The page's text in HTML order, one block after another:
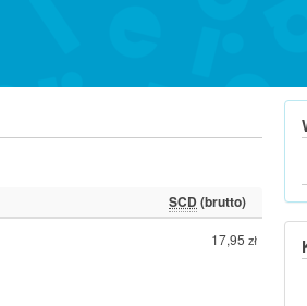
SCD (brutto)
17,95 zł